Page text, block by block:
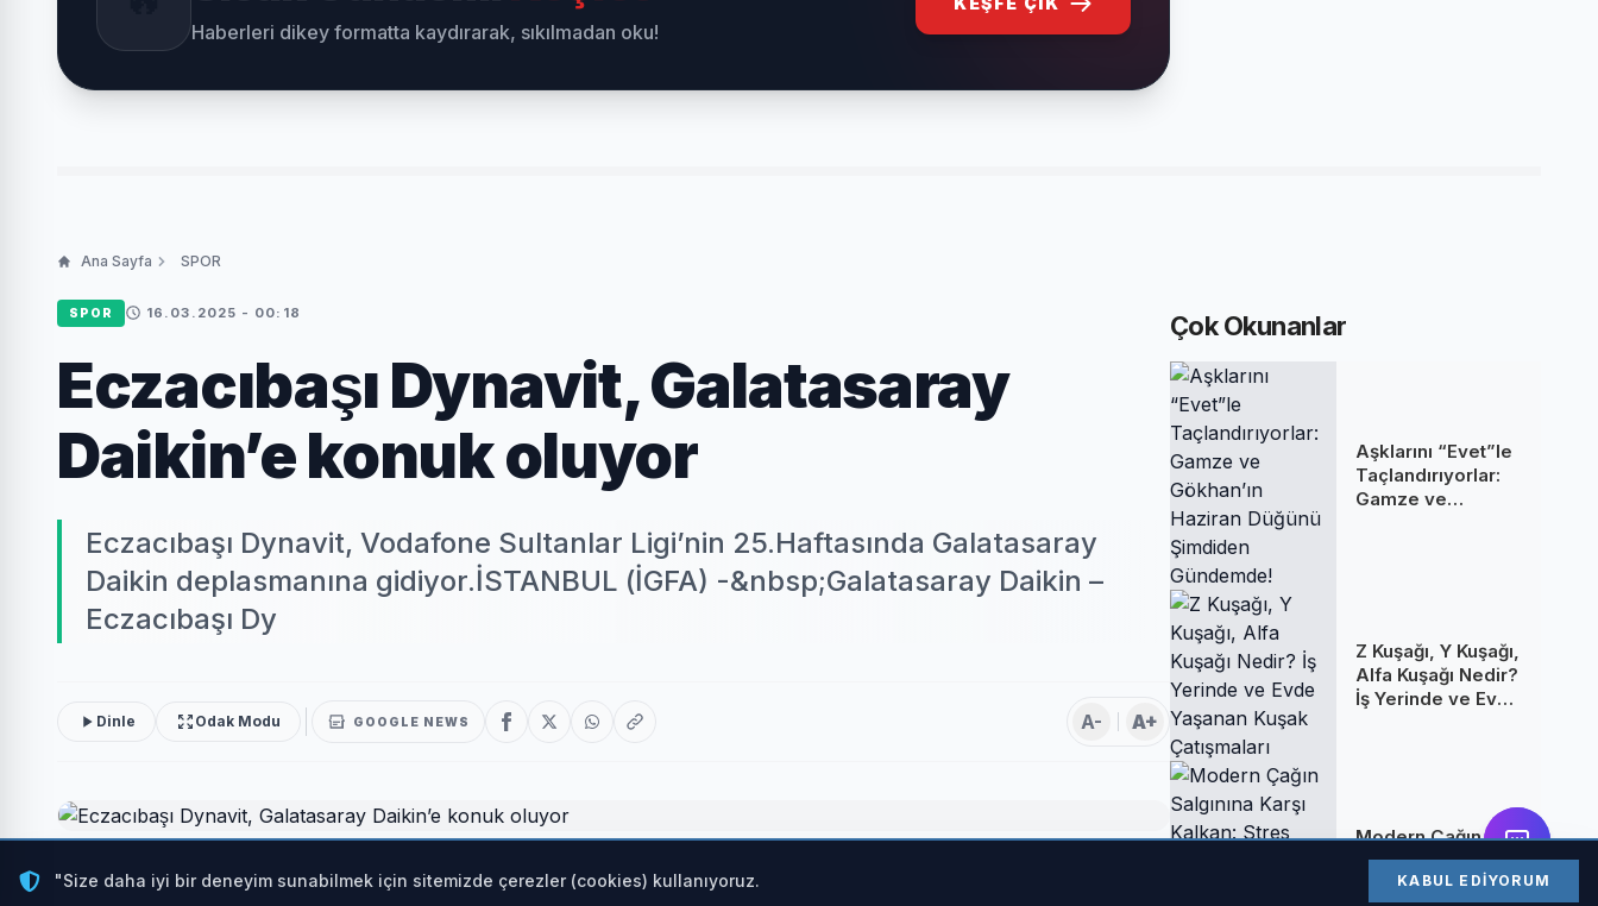
Haberleri dikey formatta kaydırarak, sıkılmadan oku!
Ana Sayfa SPOR
SPOR 16.03.2025 - 00:18
Eczacıbaşı Dynavit, Galatasaray
Daikin’e konuk oluyor
Eczacıbaşı Dynavit, Vodafone Sultanlar Ligi’nin 25.Haftasında Galatasaray
Daikin deplasmanına gidiyor.İSTANBUL (İGFA) -&nbsp;Galatasaray Daikin –
Eczacıbaşı Dy
Dinle Odak Modu GOOGLE NEWS A- A+
Eczacıbaşı Dynavit, Vodafone Sultanlar Ligi’nin 25.Haftasında Galatasaray Daikin deplasmanına gidiyor.
Çok Okunanlar
Aşklarını “Evet”le
Taçlandırıyorlar:
Gamze ve
Z Kuşağı, Y Kuşağı,
Alfa Kuşağı Nedir?
İş Yerinde ve Evde
Modern Çağın
Salgınına Karşı
Kalkan: Stres
"Size daha iyi bir deneyim sunabilmek için sitemizde çerezler (cookies) kullanıyoruz. KABUL EDIYORUM